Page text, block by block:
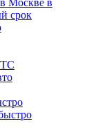
Москве в
срок